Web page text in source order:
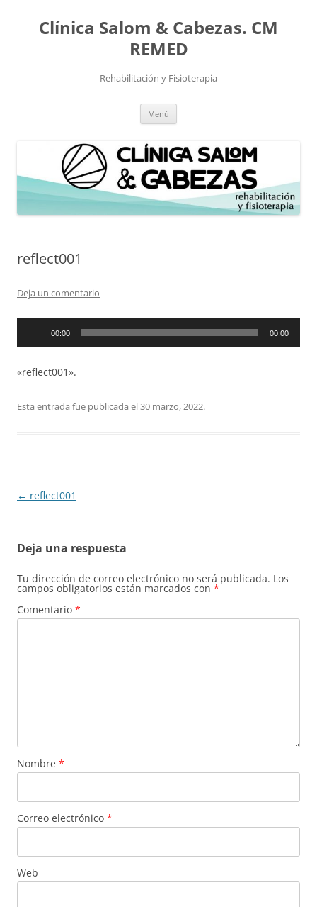
contenido
Clínica Salom & Cabezas. CM
REMED
Rehabilitación y Fisioterapia
Menú
reflect001
Deja un comentario
00:00 00:00
«reflect001».
Esta entrada fue publicada el30 marzo, 2022.
Navegación
← reflect001
Deja una respuesta
Tu dirección de correo electrónico no será publicada. Los
campos obligatorios están marcados con *
Comentario *
Nombre *
Correo electrónico *
Web